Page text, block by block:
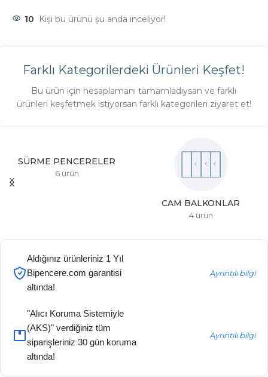
10 Kişi bu ürünü şu anda inceliyor!
Farklı Kategorilerdeki Ürünleri Keşfet!
Bu ürün için hesaplamanı tamamladıysan ve farklı
ürünleri keşfetmek istiyorsan farklı kategorileri ziyaret et!
SÜRME PENCERELER
6 ürün
CAM BALKONLAR
4 ürün
Aldığınız ürünleriniz 1 Yıl
Bipencere.com garantisi
altında!
Ayrıntılı bilgi
"Alıcı Koruma Sistemiyle
(AKS)" verdiğiniz tüm
siparişleriniz 30 gün koruma
altında!
Ayrıntılı bilgi